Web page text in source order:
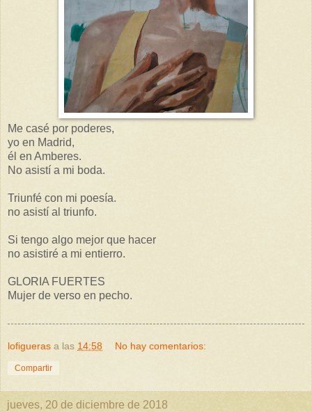
Me casé por poderes,
yo en Madrid,
él en Amberes.
No asistí a mi boda.
Triunfé con mi poesía.
no asistí al triunfo.
Si tengo algo mejor que hacer
no asistiré a mi entierro.
GLORIA FUERTES
Mujer de verso en pecho.
lofigueras a las 14:58 No hay comentarios:
Compartir
jueves, 20 de diciembre de 2018